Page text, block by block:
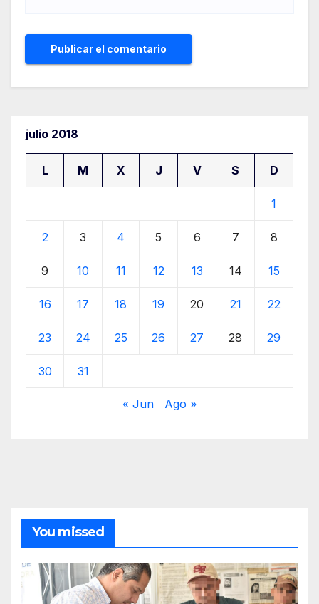
julio 2018
L M X J V S D
1
2 3 4 5 6 7 8
9 10 11 12 13 14 15
16 17 18 19 20 21 22
23 24 25 26 27 28 29
30 31
« Jun Ago »
You missed